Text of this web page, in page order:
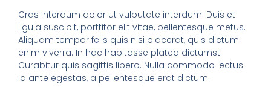
Cras interdum dolor ut vulputate interdum. Duis et
ligula suscipit, porttitor elit vitae, pellentesque metus.
Aliquam tempor felis quis nisi placerat, quis dictum
enim viverra. In hac habitasse platea dictumst.
Curabitur quis sagittis libero. Nulla commodo lectus
id ante egestas, a pellentesque erat dictum.